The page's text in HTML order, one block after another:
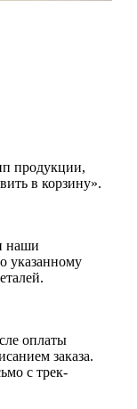
продукции,
в корзину».
наши
указанному
оплаты
заказа.
с трек-